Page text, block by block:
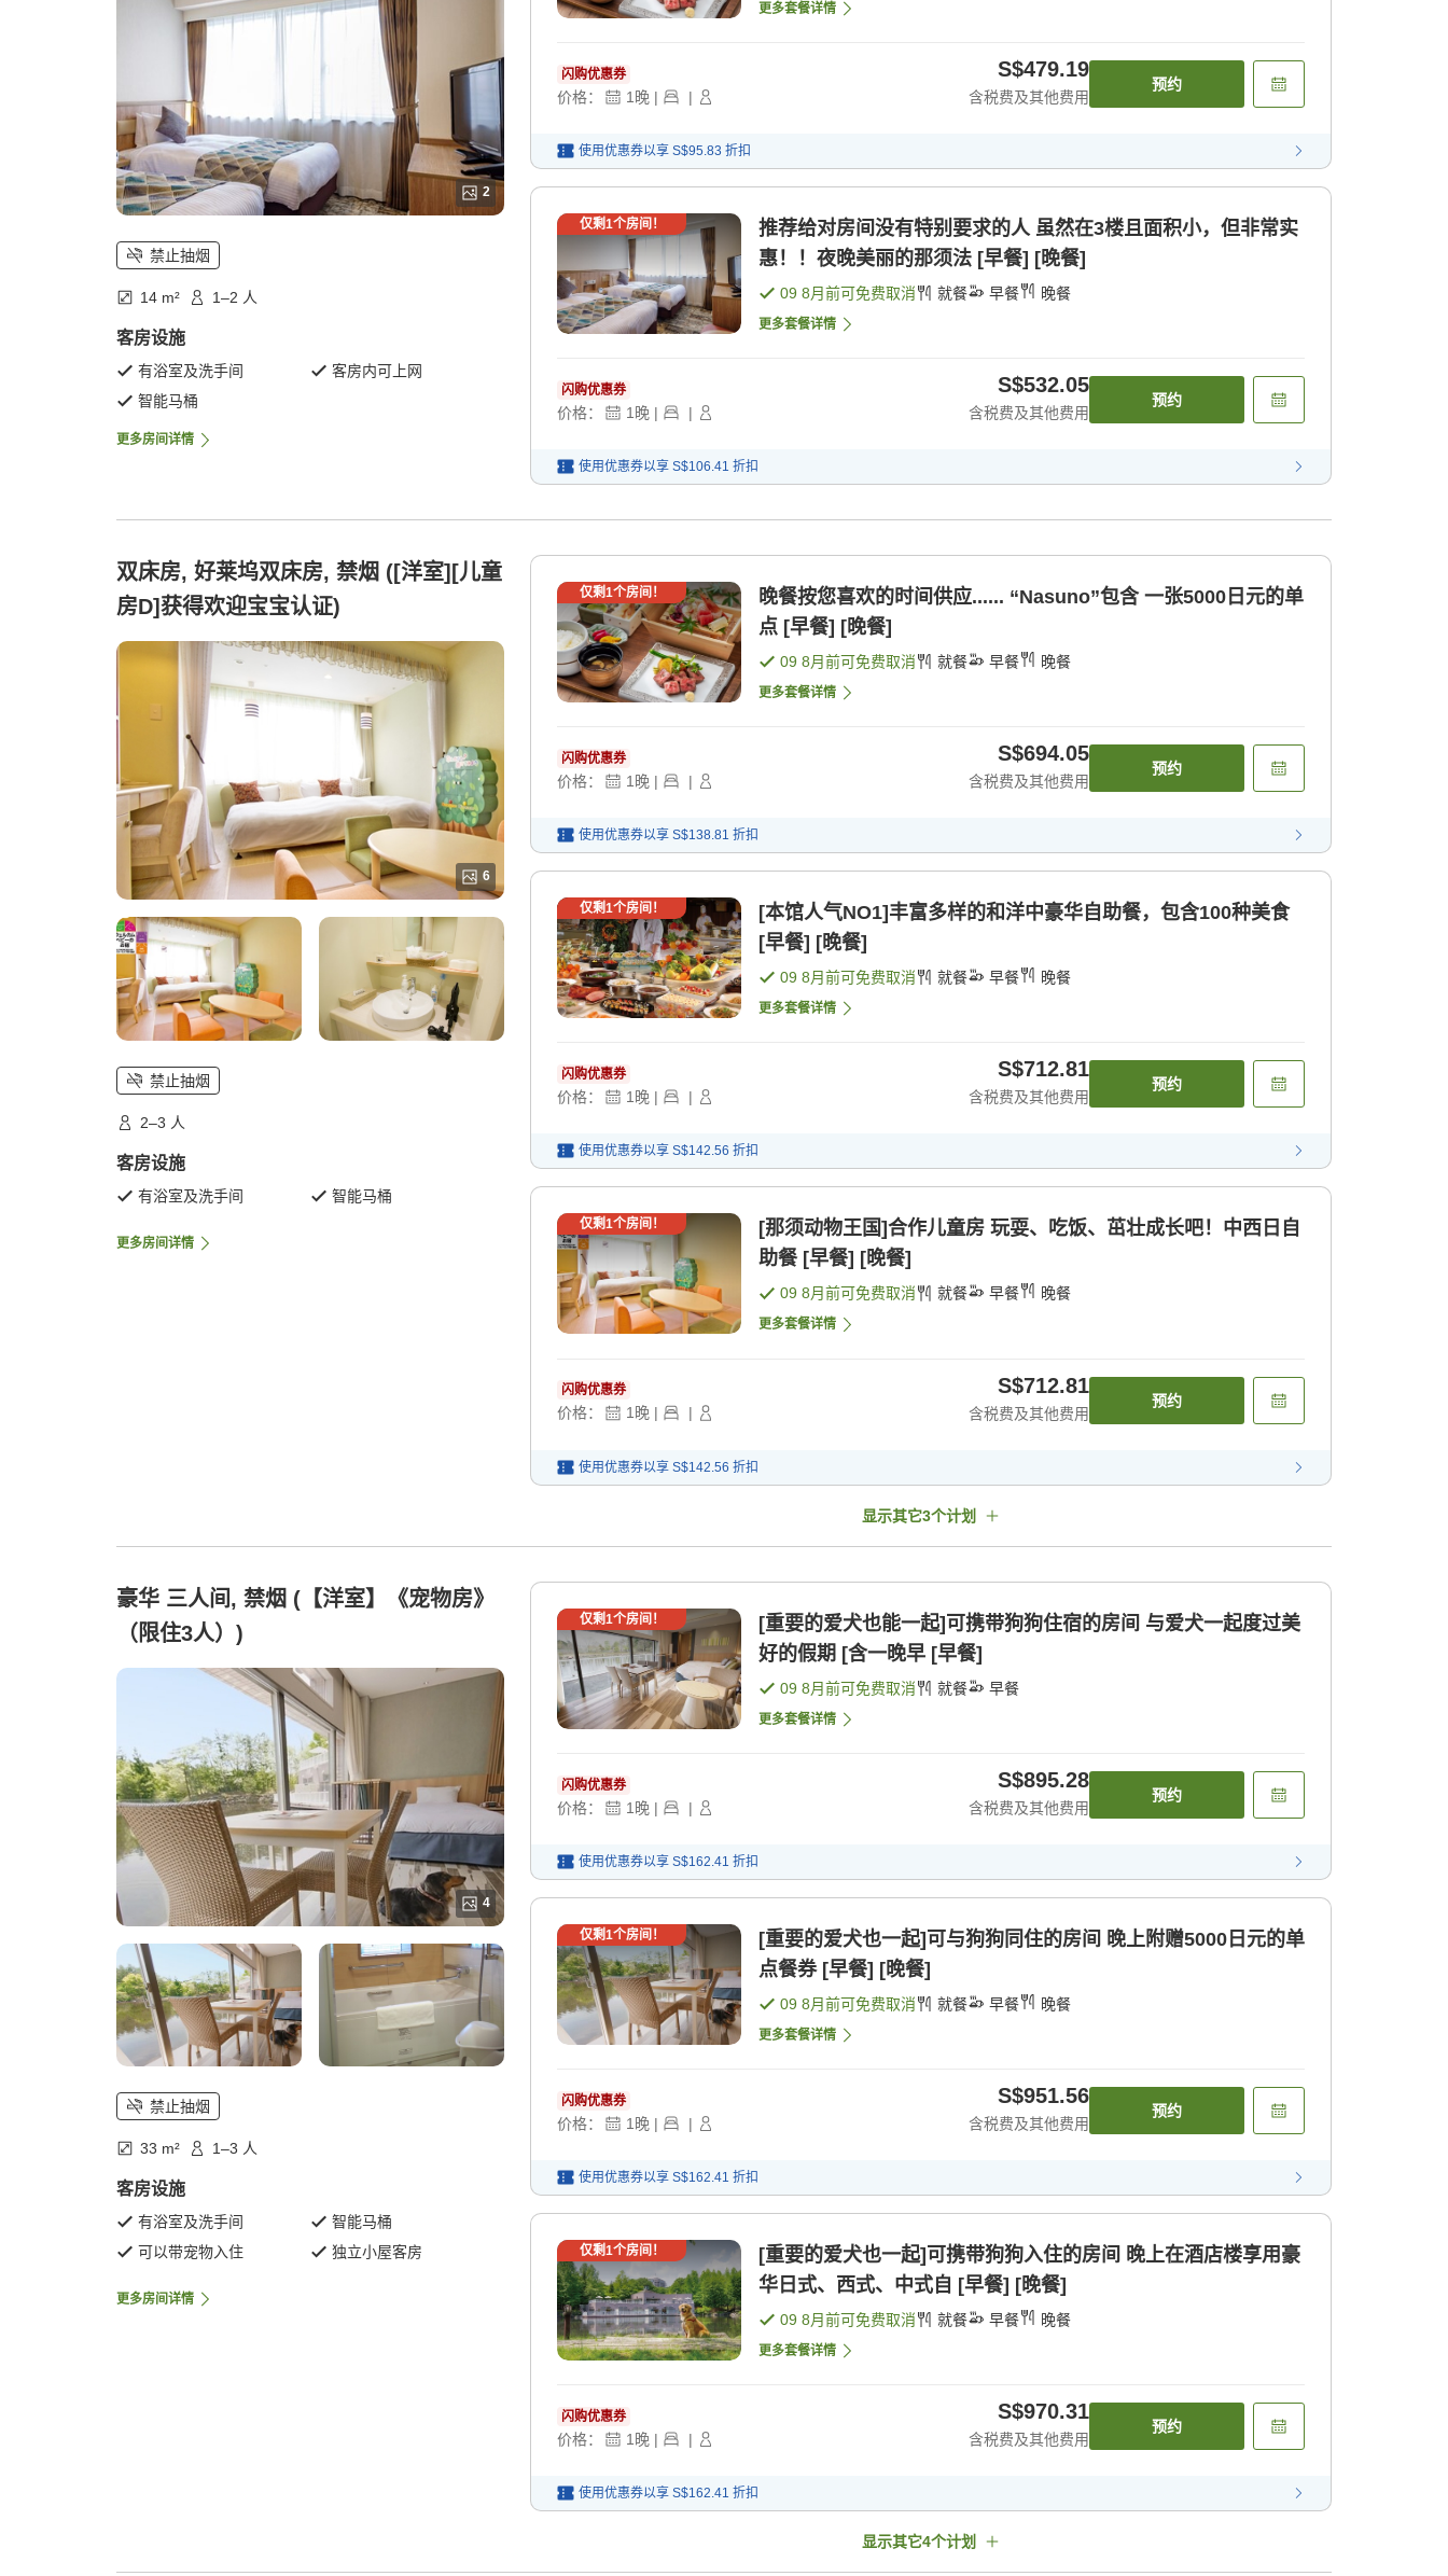
2
禁止抽烟
14 m² 1–2 人
客房设施
有浴室及洗手间
客房内可上网
智能马桶
更多房间详情
更多套餐详情
闪购优惠券
价格： 1晚 | |
S$479.19
含税费及其他费用
预约
使用优惠券以享 S$95.83 折扣
仅剩1个房间！
推荐给对房间没有特别要求的人 虽然在3楼且面积小，但非常实
惠！！夜晚美丽的那须法 [早餐] [晚餐]
09 8月前可免费取消 就餐 早餐 晚餐
更多套餐详情
闪购优惠券
价格： 1晚 | |
S$532.05
含税费及其他费用
预约
使用优惠券以享 S$106.41 折扣
双床房, 好莱坞双床房, 禁烟 ([洋室][儿童
房D]获得欢迎宝宝认证)
6
禁止抽烟
2–3 人
客房设施
有浴室及洗手间 智能马桶
更多房间详情
仅剩1个房间！
晚餐按您喜欢的时间供应...... “Nasuno”包含 一张5000日元的单
点 [早餐] [晚餐]
09 8月前可免费取消 就餐 早餐 晚餐
更多套餐详情
闪购优惠券
价格： 1晚 | |
S$694.05
含税费及其他费用
预约
使用优惠券以享 S$138.81 折扣
仅剩1个房间！
[本馆人气NO1]丰富多样的和洋中豪华自助餐，包含100种美食
[早餐] [晚餐]
09 8月前可免费取消 就餐 早餐 晚餐
更多套餐详情
闪购优惠券
价格： 1晚 | |
S$712.81
含税费及其他费用
预约
使用优惠券以享 S$142.56 折扣
仅剩1个房间！
[那须动物王国]合作儿童房 玩耍、吃饭、茁壮成长吧！中西日自
助餐 [早餐] [晚餐]
09 8月前可免费取消 就餐 早餐 晚餐
更多套餐详情
闪购优惠券
价格： 1晚 | |
S$712.81
含税费及其他费用
预约
使用优惠券以享 S$142.56 折扣
显示其它3个计划
豪华 三人间, 禁烟 (【洋室】《宠物房》
（限住3人）)
4
禁止抽烟
33 m² 1–3 人
客房设施
有浴室及洗手间
智能马桶
可以带宠物入住
独立小屋客房
更多房间详情
仅剩1个房间！
[重要的爱犬也能一起]可携带狗狗住宿的房间 与爱犬一起度过美
好的假期 [含一晚早 [早餐]
09 8月前可免费取消 就餐 早餐
更多套餐详情
闪购优惠券
价格： 1 晚 | |
S$895.28
含税费及其他费用
预约
使用优惠券以享 S$162.41 折扣
仅剩1个房间！
[重要的爱犬也一起]可与狗狗同住的房间 晚上附赠5000日元的单
点餐券 [早餐] [晚餐]
09 8月前可免费取消 就餐 早餐 晚餐
更多套餐详情
闪购优惠券
价格： 1 晚 | |
S$951.56
含税费及其他费用
预约
使用优惠券以享 S$162.41 折扣
仅剩1个房间！
[重要的爱犬也一起]可携带狗狗入住的房间 晚上在酒店楼享用豪
华日式、西式、中式自 [早餐] [晚餐]
09 8月前可免费取消 就餐 早餐 晚餐
更多套餐详情
闪购优惠券
价格： 1 晚 | |
S$970.31
含税费及其他费用
预约
使用优惠券以享 S$162.41 折扣
显示其它4个计划